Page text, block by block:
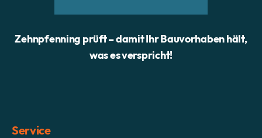
Zehnpfenning prüft – damit Ihr Bauvorhaben hält,
was es verspricht!
Service